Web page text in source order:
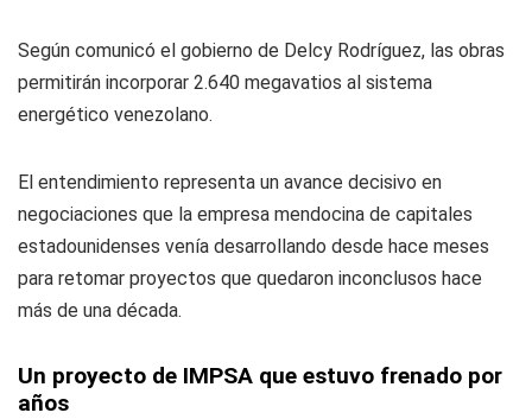
Según comunicó el gobierno de Delcy Rodríguez, las obras
permitirán incorporar 2.640 megavatios al sistema
energético venezolano.
El entendimiento representa un avance decisivo en
negociaciones que la empresa mendocina de capitales
estadounidenses venía desarrollando desde hace meses
para retomar proyectos que quedaron inconclusos hace
más de una década.
Un proyecto de IMPSA que estuvo frenado por
años